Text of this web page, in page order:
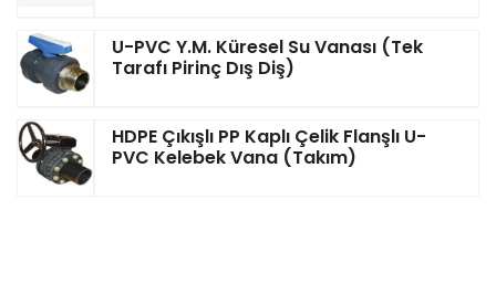
U-PVC Y.M. Küresel Su Vanası (Tek
Tarafı Pirinç Dış Diş)
HDPE Çıkışlı PP Kaplı Çelik Flanşlı U-
PVC Kelebek Vana (Takım)